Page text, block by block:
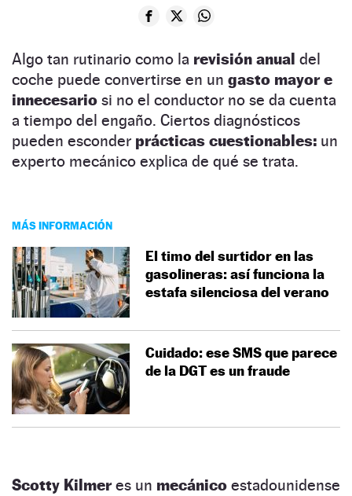
Algo tan rutinario como la revisión anual del
coche puede convertirse en un gasto mayor e
innecesario si no el conductor no se da cuenta
a tiempo del engaño. Ciertos diagnósticos
pueden esconder prácticas cuestionables: un
experto mecánico explica de qué se trata.
MÁS INFORMACIÓN
El timo del surtidor en las
gasolineras: así funciona la
estafa silenciosa del verano
Cuidado: ese SMS que parece
de la DGT es un fraude
Scotty Kilmeres un mecánico estadounidense